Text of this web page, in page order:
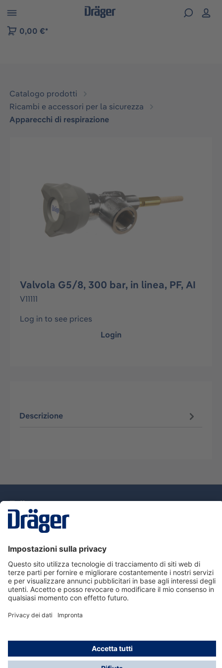
Skip to B2B platform navigation
0,00 €*
Catalogo prodotti
Ricambi e accessori per la sicurezza
Apparecchi di respirazione
Valvola G5/8, 300 bar, in linea, PF, AI
V11111
Log in to see prices
Login
Descrizione
Assistenza
Informazioni su Dräger
Informazioni
* Tutti i prezzi escl. IVA più spese di spedizione ed